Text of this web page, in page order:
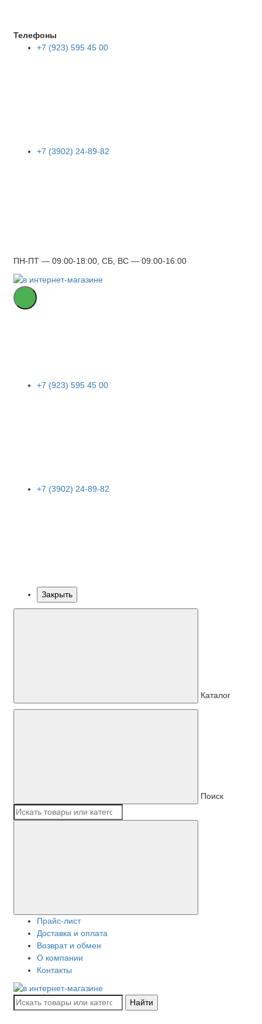
Телефоны
+7 (923) 595 45 00
+7 (3902) 24-89-82
ПН-ПТ — 09:00-18:00, СБ, ВС — 09:00-16:00
+7 (923) 595 45 00
+7 (3902) 24-89-82
Закрыть
Каталог
Поиск
Прайс-лист
Доставка и оплата
Возврат и обмен
О компании
Контакты
Найти